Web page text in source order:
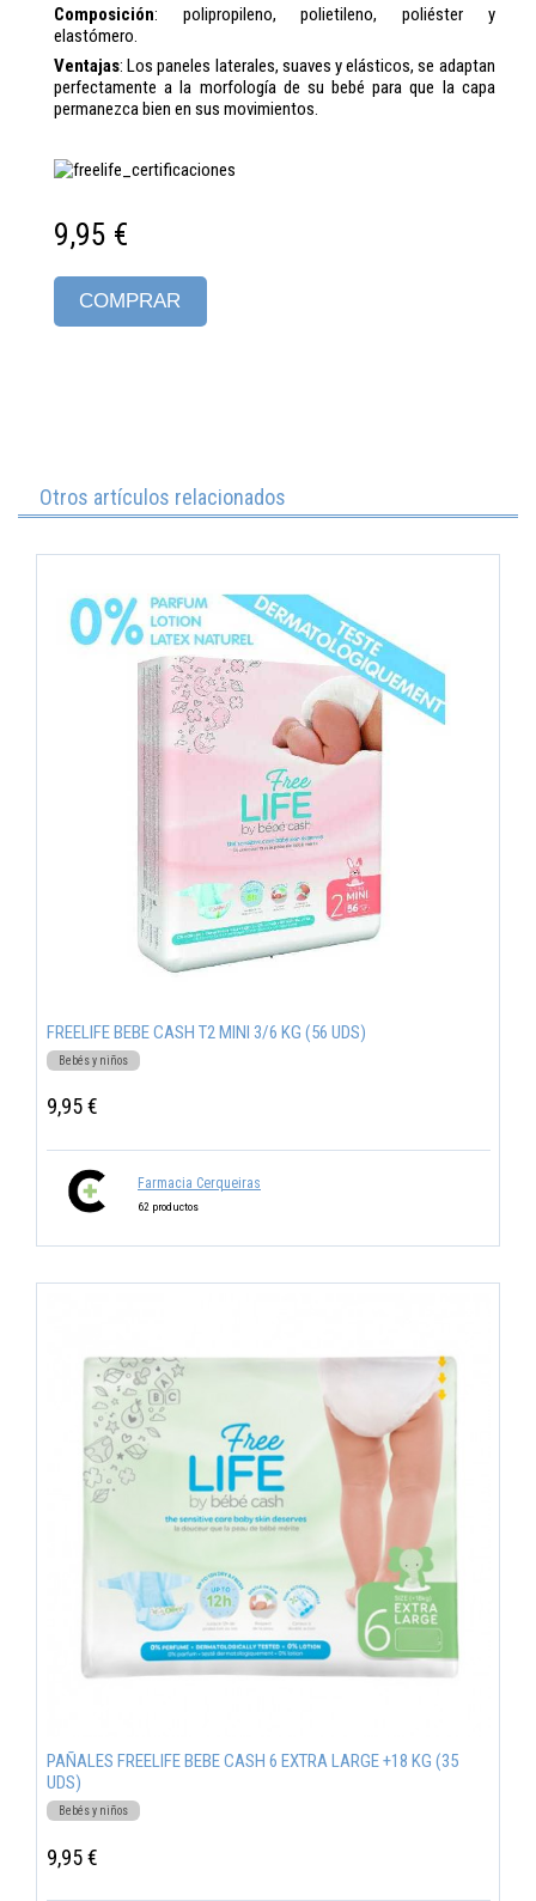
Composición: polipropileno, polietileno, poliéster y
elastómero.
Ventajas: Los paneles laterales, suaves y elásticos, se adaptan
perfectamente a la morfología de su bebé para que la capa
permanezca bien en sus movimientos.
9,95 €
COMPRAR
Otros artículos relacionados
FREELIFE BEBE CASH T2 MINI 3/6 KG (56 UDS)
Bebés y niños
9,95 €
Farmacia Cerqueiras
62 productos
PAÑALES FREELIFE BEBE CASH 6 EXTRA LARGE +18 KG (35
UDS)
Bebés y niños
9,95 €